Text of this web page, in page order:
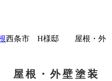
西条市 H様邸 屋根・外
根・外壁塗装